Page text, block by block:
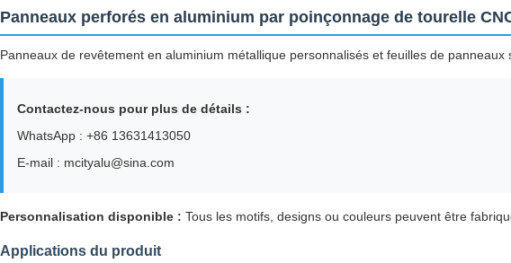
Panneaux perforés en aluminium par poinçonnage de tourelle
Panneaux de revêtement en aluminium métallique personnalisés et feuilles de
Contactez-nous pour plus de détails :
WhatsApp : +86 13631413050
E-mail : mcityalu@sina.com
Personnalisation disponible : Tous les motifs, designs ou couleurs peuvent être
Applications du produit